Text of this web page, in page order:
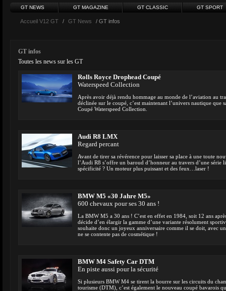
GT NEWS GT MAGAZINE GT CLASSIC GT SPORT
Accueil V12 GT / GT News / GT infos
GT infos
Toutes les news sur les GT
Rolls Royce Drophead Coupé
Waterspeed Collection
Après avoir déjà rendu hommage au monde de l’aviation au
déclinée sur le coupé, c’est maintenant l’univers nautique que
Coupé Waterspeed Collection.
Audi R8 LMX
Regard percant
Avant de tirer sa révérence pour laisser sa place à une toute
l’Audi R8 s’offre un baroud d’honneur au travers d’une série
spécificité ? Un moteur plus puissant et des feux…laser !
BMW M5 «30 Jahre M5»
600 chevaux pour ses 30 ans !
La BMW M5 a 30 ans ! C’est en effet en 1984, soit 12 ans
décide d’en élargir la gamme d’une variante résolument
souhaite donc un joyeux anniversaire comme il se doit, avec
ne se contente pas de cosmétique !
BMW M4 Safety Car DTM
En piste aussi pour la sécurité
Si plusieurs BMW M4 se tirent la bourre sur les circuits du
tourisme (DTM), c’est également le nouveau coupé bavarois